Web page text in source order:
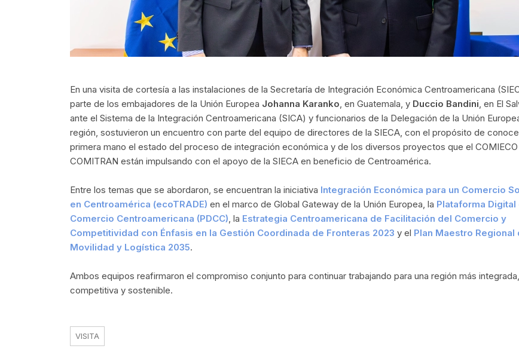
En una visita de cortesía a las instalaciones de la Secretaría de Integración Económica Centroamericana
parte de los embajadores de la Unión Europea Johanna Karanko, en Guatemala, y Duccio Bandini, en El
ante el Sistema de la Integración Centroamericana (SICA) y funcionarios de la Delegación de la Unión
región, sostuvieron un encuentro con parte del equipo de directores de la SIECA, con el propósito de
primera mano el estado del proceso de integración económica y de los diversos proyectos que el
COMITRAN están impulsando con el apoyo de la SIECA en beneficio de Centroamérica.
Entre los temas que se abordaron, se encuentran la iniciativa Integración Económica para un Comercio
en Centroamérica (ecoTRADE) en el marco de Global Gateway de la Unión Europea, la Plataforma Digital
Comercio Centroamericana (PDCC), la Estrategia Centroamericana de Facilitación del Comercio y
Competitividad con Énfasis en la Gestión Coordinada de Fronteras 2023 y el Plan Maestro Regional
Movilidad y Logística 2035.
Ambos equipos reafirmaron el compromiso conjunto para continuar trabajando para una región más integrada,
competitiva y sostenible.
VISITA